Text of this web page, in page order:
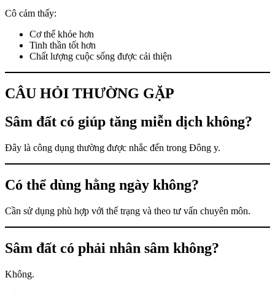
Cô cảm thấy:
Cơ thể khỏe hơn
Tinh thần tốt hơn
Chất lượng cuộc sống được cải thiện
CÂU HỎI THƯỜNG GẶP
Sâm đất có giúp tăng miễn dịch không?
Đây là công dụng thường được nhắc đến trong Đông y.
Có thể dùng hằng ngày không?
Cần sử dụng phù hợp với thể trạng và theo tư vấn chuyên môn.
Sâm đất có phải nhân sâm không?
Không.